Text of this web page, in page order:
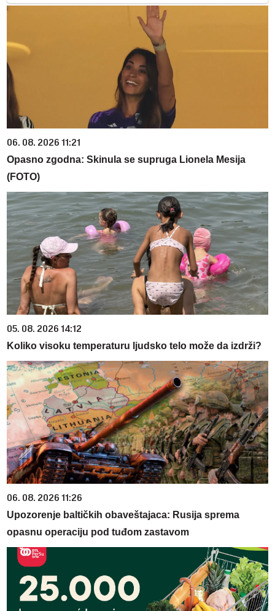
06. 08. 2026 11:21
Opasno zgodna: Skinula se supruga Lionela Mesija
(FOTO)
05. 08. 2026 14:12
Koliko visoku temperaturu ljudsko telo može da izdrži?
06. 08. 2026 11:26
Upozorenje baltičkih obaveštajaca: Rusija sprema
opasnu operaciju pod tuđom zastavom